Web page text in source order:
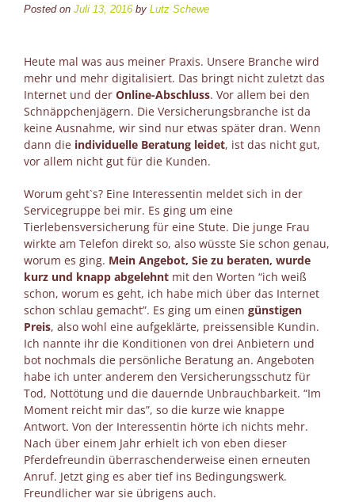
Posted on Juli 13, 2016 by Lutz Schewe
Heute mal was aus meiner Praxis. Unsere Branche wird
mehr und mehr digitalisiert. Das bringt nicht zuletzt das
Internet und der Online-Abschluss. Vor allem bei den
Schnäppchenjägern. Die Versicherungsbranche ist da
keine Ausnahme, wir sind nur etwas später dran. Wenn
dann die individuelle Beratung leidet, ist das nicht gut,
vor allem nicht gut für die Kunden.
Worum geht`s? Eine Interessentin meldet sich in der
Servicegruppe bei mir. Es ging um eine
Tierlebensversicherung für eine Stute. Die junge Frau
wirkte am Telefon direkt so, also wüsste Sie schon genau,
worum es ging. Mein Angebot, Sie zu beraten, wurde
kurz und knapp abgelehnt mit den Worten “ich weiß
schon, worum es geht, ich habe mich über das Internet
schon schlau gemacht”. Es ging um einen günstigen
Preis, also wohl eine aufgeklärte, preissensible Kundin.
Ich nannte ihr die Konditionen von drei Anbietern und
bot nochmals die persönliche Beratung an. Angeboten
habe ich unter anderem den Versicherungsschutz für
Tod, Nottötung und die dauernde Unbrauchbarkeit. “Im
Moment reicht mir das”, so die kurze wie knappe
Antwort. Von der Interessentin hörte ich nichts mehr.
Nach über einem Jahr erhielt ich von eben dieser
Pferdefreundin überraschenderweise einen erneuten
Anruf. Jetzt ging es aber tief ins Bedingungswerk.
Freundlicher war sie übrigens auch.